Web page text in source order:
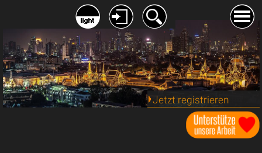
Jetzt registrieren